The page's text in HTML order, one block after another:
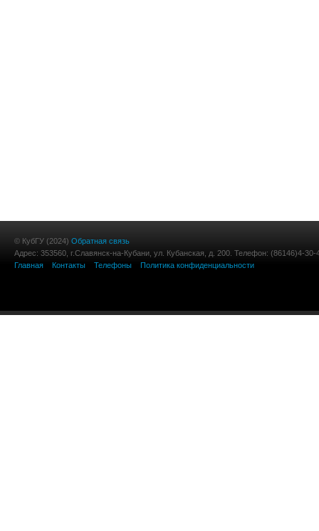
© КубГУ (2024) Обратная связь
Адрес: 353560, г.Славянск-на-Кубани, ул. Кубанская, д. 200. Телефон: (86146)4-30-
Главная
Контакты Телефоны Политика конфиденциальности